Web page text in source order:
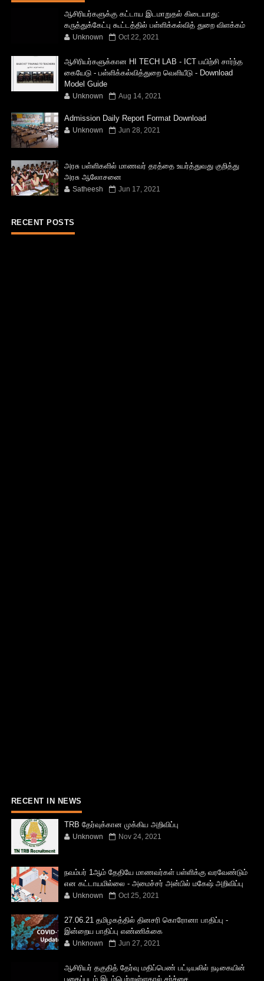
ஆசிரியர்களுக்கு கட்டாய இடமாறுதல் கிடையாது:
கருத்துக்கேட்பு கூட்டத்தில் பள்ளிக்கல்வித் துறை விளக்கம்
Unknown Oct 22, 2021
ஆசிரியர்களுக்கான HI TECH LAB - ICT பயிற்சி சார்ந்த
கையேடு - பள்ளிக்கல்வித்துறை வெளியீடு - Download
Model Guide
Unknown Aug 14, 2021
Admission Daily Report Format Download
Unknown Jun 28, 2021
அரசு பள்ளிகளில் மாணவர் தரத்தை உயர்த்துவது குறித்து
அரசு ஆலோசனை
Satheesh Jun 17, 2021
RECENT POSTS
RECENT IN NEWS
TRB தேர்வுக்கான முக்கிய அறிவிப்பு
Unknown Nov 24, 2021
நவம்பர் 1ஆம் தேதியே மாணவர்கள் பள்ளிக்கு வரவேண்டும்
என கட்டாயமில்லை - அமைச்சர் அன்பில் மகேஷ் அறிவிப்பு
Unknown Oct 25, 2021
27.06.21 தமிழகத்தில் தினசரி கொரோனா பாதிப்பு -
இன்றைய பாதிப்பு எண்ணிக்கை
Unknown Jun 27, 2021
ஆசிரியர் தகுதித் தேர்வு மதிப்பெண் பட்டியலில் நடிகையின்
புகைப்படம் இடம்பெற்றுள்ளதால் சர்ச்சை